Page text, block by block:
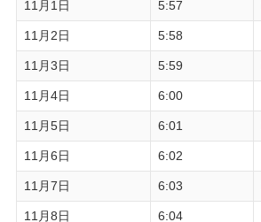
11月1日 5:57
11月2日 5:58
11月3日 5:59
11月4日 6:00
11月5日 6:01
11月6日 6:02
11月7日 6:03
11月8日 6:04